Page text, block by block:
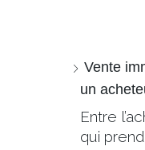
Vente
un
Entre
qui